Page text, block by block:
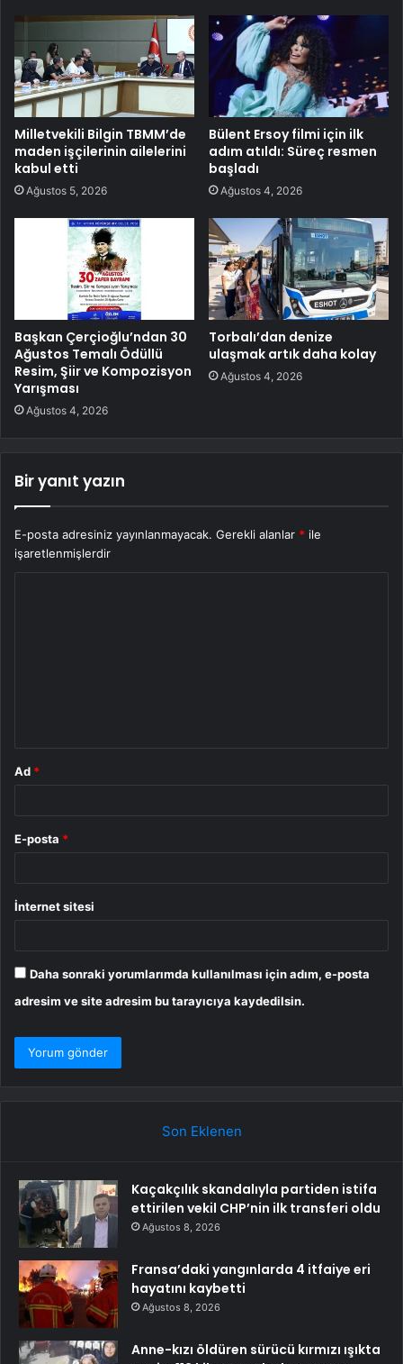
Milletvekili Bilgin TBMM’de
maden işçilerinin ailelerini
kabul etti
Ağustos 5, 2026
Bülent Ersoy filmi için ilk
adım atıldı: Süreç resmen
başladı
Ağustos 4, 2026
Başkan Çerçioğlu’ndan 30
Ağustos Temalı Ödüllü
Resim, Şiir ve Kompozisyon
Yarışması
Ağustos 4, 2026
Torbalı’dan denize
ulaşmak artık daha kolay
Ağustos 4, 2026
Bir yanıt yazın
E-posta adresiniz yayınlanmayacak. Gerekli alanlar * ile
işaretlenmişlerdir
Ad *
E-posta *
İnternet sitesi
Daha sonraki yorumlarımda kullanılması için adım, e-posta
adresim ve site adresim bu tarayıcıya kaydedilsin.
Son Eklenen
Kaçakçılık skandalıyla partiden istifa
ettirilen vekil CHP’nin ilk transferi oldu
Ağustos 8, 2026
Fransa’daki yangınlarda 4 itfaiye eri
hayatını kaybetti
Ağustos 8, 2026
Anne-kızı öldüren sürücü kırmızı ışıkta